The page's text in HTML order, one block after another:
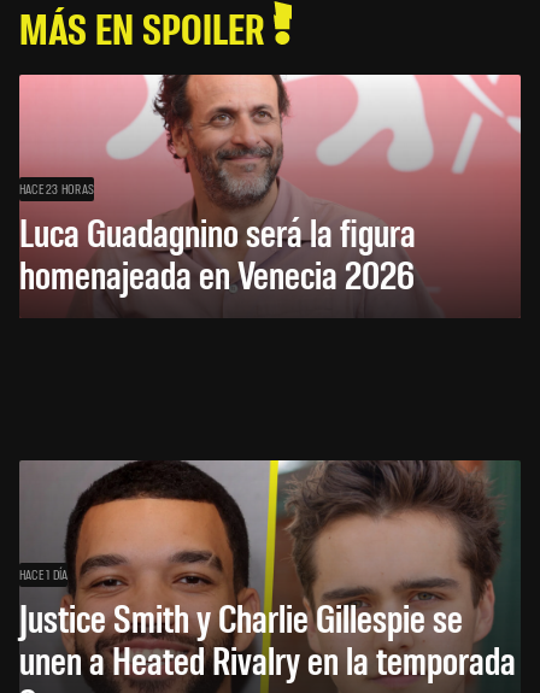
MÁS EN SPOILER
HACE 23 HORAS
Luca Guadagnino será la figura
homenajeada en Venecia 2026
HACE 1 DÍA
Justice Smith y Charlie Gillespie se
unen a Heated Rivalry en la temporada